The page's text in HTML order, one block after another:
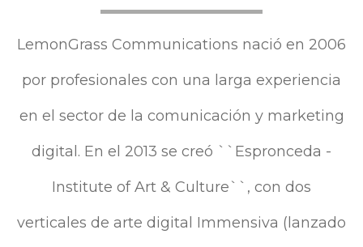
LemonGrass Communications nació en 2006
por profesionales con una larga experiencia
en el sector de la comunicación y marketing
digital. En el 2013 se creó ``Espronceda -
Institute of Art & Culture``, con dos
verticales de arte digital Immensiva (lanzado